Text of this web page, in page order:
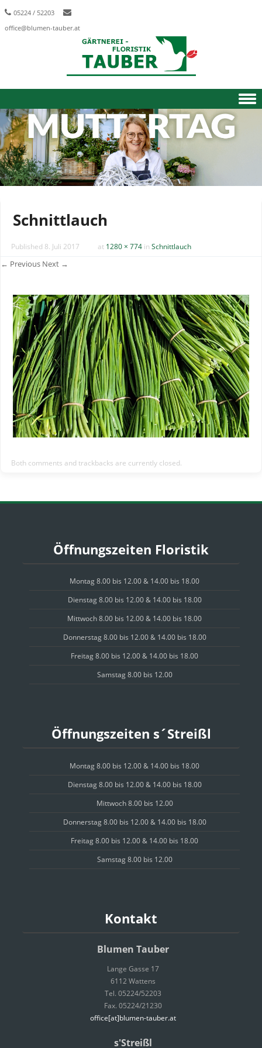
05224 / 52203
office@blumen-tauber.at
Skip to content
Schnittlauch
Published 8. Juli 2017 at 1280 × 774 in Schnittlauch
← Previous Next →
Both comments and trackbacks are currently closed.
Öffnungszeiten Floristik
Montag 8.00 bis 12.00 & 14.00 bis 18.00
Dienstag 8.00 bis 12.00 & 14.00 bis 18.00
Mittwoch 8.00 bis 12.00 & 14.00 bis 18.00
Donnerstag 8.00 bis 12.00 & 14.00 bis 18.00
Freitag 8.00 bis 12.00 & 14.00 bis 18.00
Samstag 8.00 bis 12.00
Öffnungszeiten s´Streißl
Montag 8.00 bis 12.00 & 14.00 bis 18.00
Dienstag 8.00 bis 12.00 & 14.00 bis 18.00
Mittwoch 8.00 bis 12.00
Donnerstag 8.00 bis 12.00 & 14.00 bis 18.00
Freitag 8.00 bis 12.00 & 14.00 bis 18.00
Samstag 8.00 bis 12.00
Kontakt
Blumen Tauber
Lange Gasse 17
6112 Wattens
Tel. 05224/52203
Fax. 05224/21230
office[at]blumen-tauber.at
s'Streißl